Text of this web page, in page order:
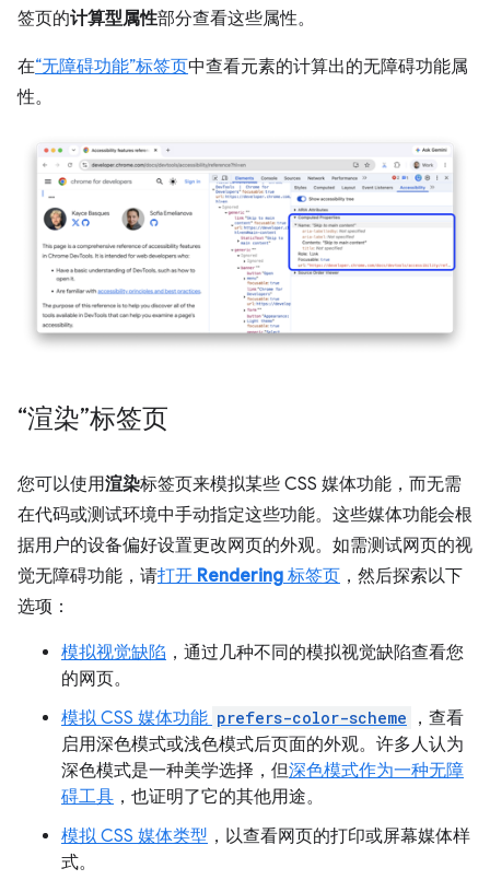
签页的计算型属性部分查看这些属性。
在“无障碍功能”标签页中查看元素的计算出的无障碍功能属
性。
“渲染”标签页
您可以使用渲染标签页来模拟某些 CSS 媒体功能，而无需
在代码或测试环境中手动指定这些功能。这些媒体功能会根
据用户的设备偏好设置更改网页的外观。如需测试网页的视
觉无障碍功能，请打开 Rendering 标签页 ，然后探索以下
选项：
模拟视觉缺陷 ，通过几种不同的模拟视觉缺陷查看您
的网页。
模拟 CSS 媒体功能 prefers-color-scheme
，查看
启用深色模式或浅色模式后页面的外观。许多人认为
深色模式是一种美学选择，但深色模式作为一种无障
碍工具 ，也证明了它的其他用途。
模拟 CSS 媒体类型 ，以查看网页的打印或屏幕媒体样
式。